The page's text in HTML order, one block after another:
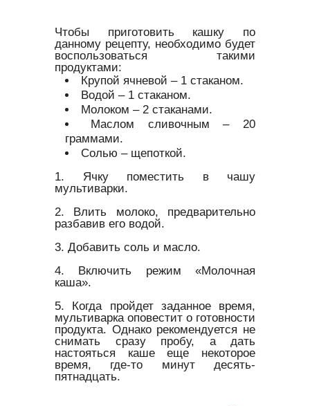
Чтобы приготовить кашку по
данному рецепту, необходимо будет
воспользоваться такими
продуктами:
Крупой ячневой – 1 стаканом.
Водой – 1 стаканом.
Молоком – 2 стаканами.
Маслом сливочным – 20
граммами.
Солью – щепоткой.
1. Ячку поместить в чашу
мультиварки.
2. Влить молоко, предварительно
разбавив его водой.
3. Добавить соль и масло.
4. Включить режим «Молочная
каша».
5. Когда пройдет заданное время,
мультиварка оповестит о готовности
продукта. Однако рекомендуется не
снимать сразу пробу, а дать
настояться каше еще некоторое
время, где-то минут десять-
пятнадцать.